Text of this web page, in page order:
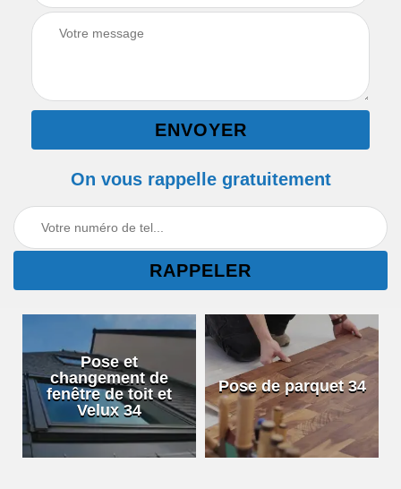
On vous rappelle gratuitement
Pose et
changement de
fenêtre de toit et
Velux 34
Pose de parquet 34